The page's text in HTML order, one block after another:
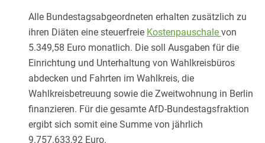
Alle Bundestagsabgeordneten erhalten zusätzlich zu
ihren Diäten eine steuerfreie Kostenpauschale von
5.349,58 Euro monatlich. Die soll Ausgaben für die
Einrichtung und Unterhaltung von Wahlkreisbüros
abdecken und Fahrten im Wahlkreis, die
Wahlkreisbetreuung sowie die Zweitwohnung in Berlin
finanzieren. Für die gesamte AfD-Bundestagsfraktion
ergibt sich somit eine Summe von jährlich
9.757.633,92 Euro.